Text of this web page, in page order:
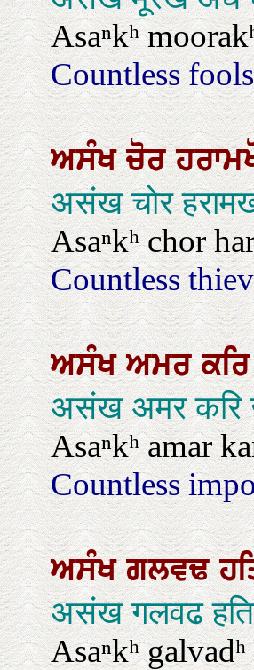
Asaⁿkʰ
Countless
ਅਸੰਖਚੋਰ
असंख चोर
Asaⁿkʰ chor
Countless
ਅਸੰਖਅਮਰ
असंख अमर करि
Asaⁿkʰ amar
Countless
ਅਸੰਖਗਲਵਢ
असंख गलवढ
Asaⁿkʰ